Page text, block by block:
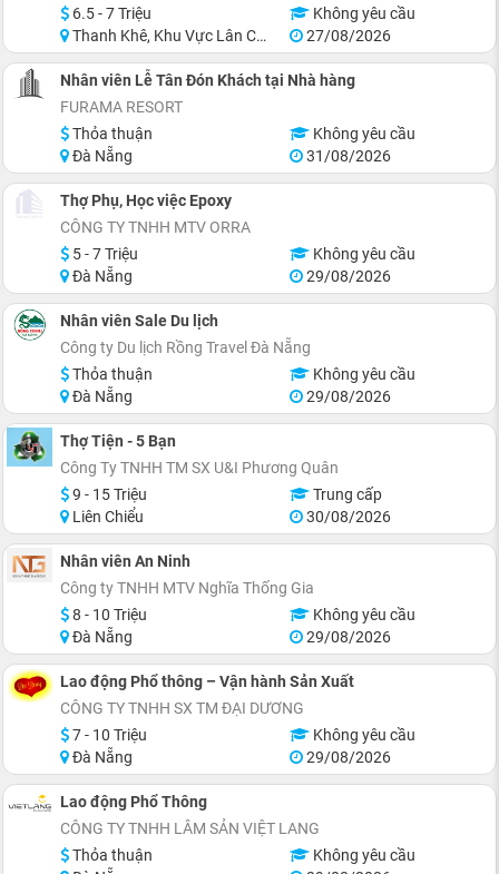
6.5 - 7 Triệu
Không yêu cầu
Thanh Khê, Khu Vực Lân Cận Đà Nẵng
27/08/2026
Nhân viên Lễ Tân Đón Khách tại Nhà hàng
FURAMA RESORT
Thỏa thuận
Không yêu cầu
Đà Nẵng
31/08/2026
Thợ Phụ, Học việc Epoxy
CÔNG TY TNHH MTV ORRA
5 - 7 Triệu
Không yêu cầu
Đà Nẵng
29/08/2026
Nhân viên Sale Du lịch
Công ty Du lịch Rồng Travel Đà Nẵng
Thỏa thuận
Không yêu cầu
Đà Nẵng
29/08/2026
Thợ Tiện - 5 Bạn
Công Ty TNHH TM SX U&I Phương Quân
9 - 15 Triệu
Trung cấp
Liên Chiểu
30/08/2026
Nhân viên An Ninh
Công ty TNHH MTV Nghĩa Thống Gia
8 - 10 Triệu
Không yêu cầu
Đà Nẵng
29/08/2026
Lao động Phổ thông – Vận hành Sản Xuất
CÔNG TY TNHH SX TM ĐẠI DƯƠNG
7 - 10 Triệu
Không yêu cầu
Đà Nẵng
29/08/2026
Lao động Phổ Thông
CÔNG TY TNHH LÂM SẢN VIỆT LANG
Thỏa thuận
Không yêu cầu